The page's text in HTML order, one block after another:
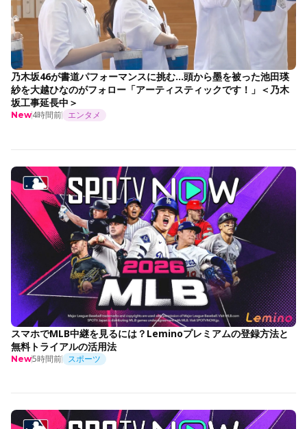
乃木坂46が書道パフォーマンスに挑む…頭から墨を被った池田瑛
紗を大越ひなのがフォロー「アーティスティックです！」＜乃木
坂工事延長中＞
New4時間前 エンタメ
スマホでMLB中継を見るには？Leminoプレミアムの登録方法と
無料トライアルの活用法
New5時間前 スポーツ